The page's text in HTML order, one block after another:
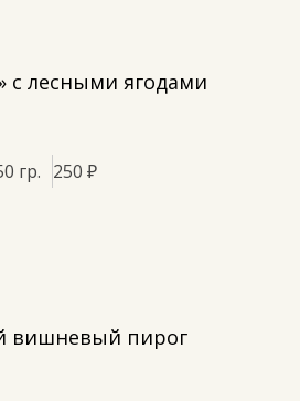
с лесными ягодами
гр. 250 ₽
вишневый пирог